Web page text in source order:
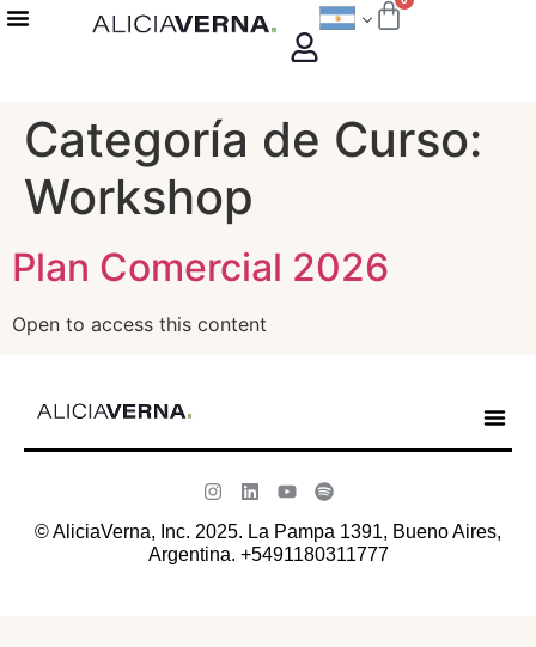
Categoría de Curso:
Workshop
Plan Comercial 2026
Open to access this content
© AliciaVerna, Inc. 2025. La Pampa 1391, Bueno Aires,
Argentina. +5491180311777